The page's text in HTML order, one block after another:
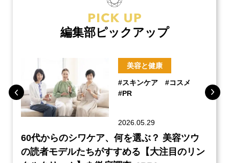
編集部ピックアップ
美容と健康
#スキンケア
#コスメ
#PR
2026.05.29
60代からのシワケア、何を選ぶ？ 美容ツウ
の読者モデルたちがすすめる【大注目のリン